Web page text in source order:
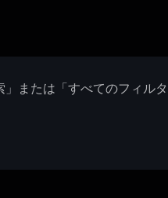
または「すべてのフィル